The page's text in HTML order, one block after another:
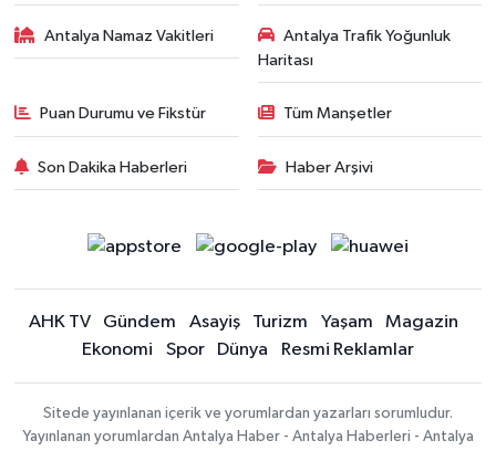
Antalya Namaz Vakitleri
Antalya Trafik Yoğunluk
Haritası
Puan Durumu ve Fikstür Tüm Manşetler
Son Dakika Haberleri Haber Arşivi
AHK TV Gündem Asayiş Turizm Yaşam
Magazin
Ekonomi
Spor Dünya Resmi Reklamlar
Sitede yayınlanan içerik ve yorumlardan yazarları sorumludur.
Yayınlanan yorumlardan Antalya Haber - Antalya Haberleri - Antalya